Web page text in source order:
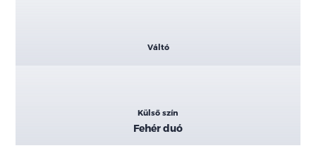
Váltó
Külső szín
Fehér duó